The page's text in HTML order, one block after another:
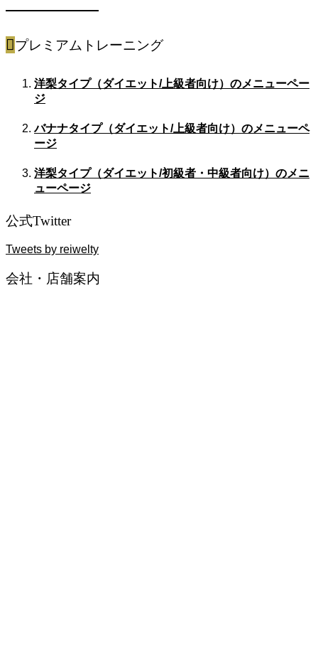
プレミアムトレーニング
洋梨タイプ（ダイエット/上級者向け）のメニューペー
ジ
バナナタイプ（ダイエット/上級者向け）のメニューペ
ージ
洋梨タイプ（ダイエット/初級者・中級者向け）のメニ
ューページ
公式Twitter
Tweets by reiwelty
会社・店舗案内